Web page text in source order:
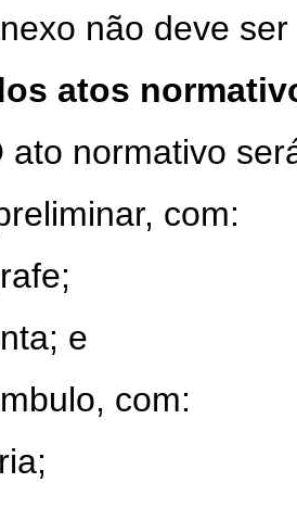
não deve
atos
ato normativo
com:
e
com: